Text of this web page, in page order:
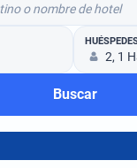
o nombre de hotel
2, 1
Buscar